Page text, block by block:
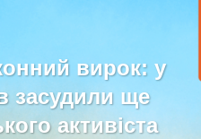
вирок: у
засудили ще
активіста